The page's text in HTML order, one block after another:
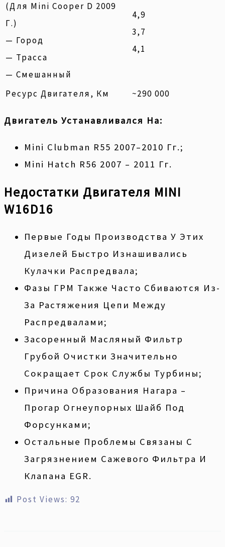
(для Mini Cooper D 2009
Г.)
— Город
— Трасса
— Смешанный
4,9
3,7
4,1
Ресурс Двигателя, Км ~290 000
Двигатель Устанавливался На:
Mini Clubman R55 2007–2010 Гг.;
Mini Hatch R56 2007 – 2011 Гг.
Недостатки Двигателя MINI
W16D16
Первые Годы Производства У Этих
Дизелей Быстро Изнашивались
Кулачки Распредвала;
Фазы ГРМ Также Часто Сбиваются Из-
За Растяжения Цепи Между
Распредвалами;
Засоренный Масляный Фильтр
Грубой Очистки Значительно
Сокращает Срок Службы Турбины;
Причина Образования Нагара –
Прогар Огнеупорных Шайб Под
Форсунками;
Остальные Проблемы Связаны С
Загрязнением Сажевого Фильтра И
Клапана EGR.
Post Views: 92